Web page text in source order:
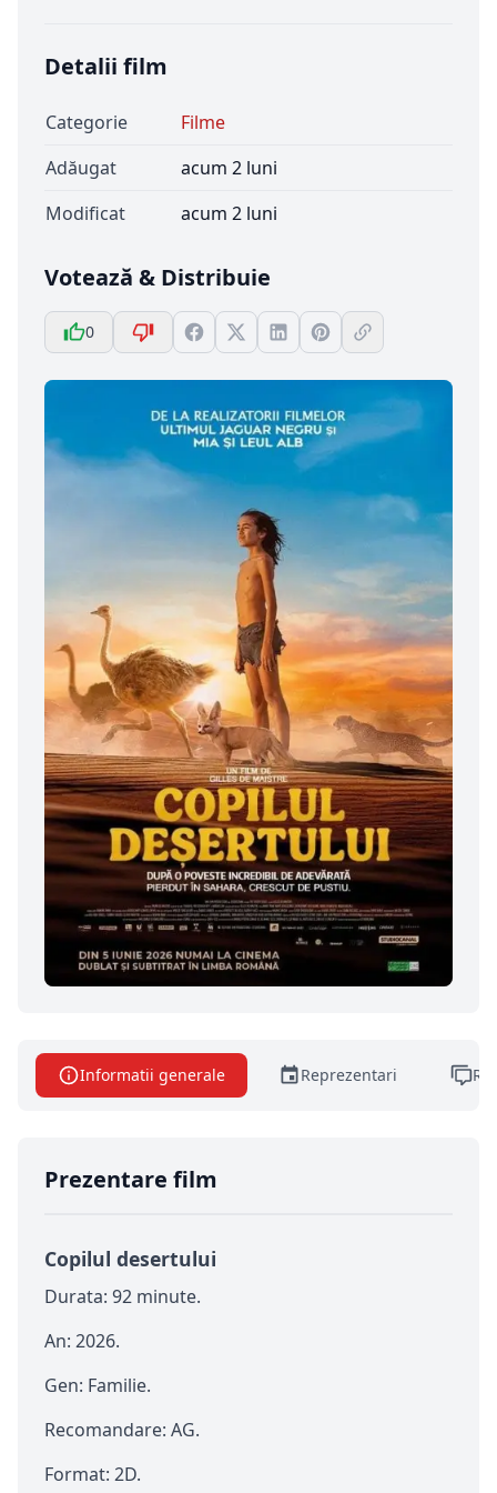
Detalii film
Categorie
Filme
Adăugat
acum 2 luni
Modificat
acum 2 luni
Votează & Distribuie
0
Informatii generale Reprezentari
Prezentare film
Copilul desertului
Durata: 92 minute.
An: 2026.
Gen: Familie.
Recomandare: AG.
Format: 2D.